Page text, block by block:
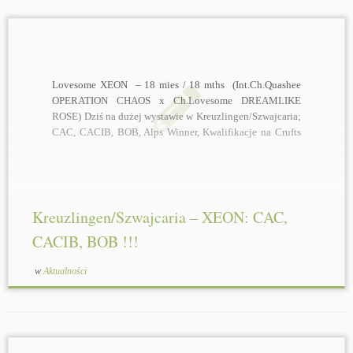
Lovesome XEON – 18 mies / 18 mths (Int.Ch.Quashee
OPERATION CHAOS x Ch.Lovesome DREAMLIKE
ROSE) Dziś na dużej wystawie w Kreuzlingen/Szwajcaria;
CAC, CACIB, BOB, Alps Winner, Kwalifikacje na Crufts
Kreuzlingen/Szwajcaria – XEON: CAC,
CACIB, BOB !!!
wAktualności